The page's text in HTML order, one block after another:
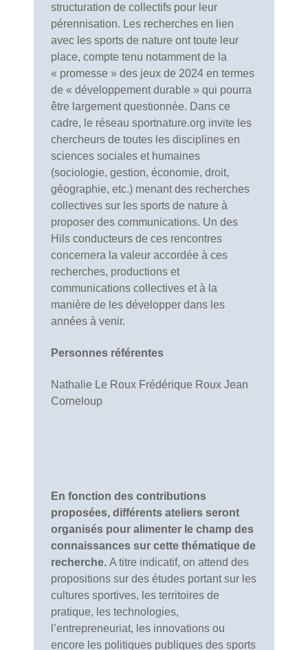
structuration de collectifs pour leur
pérennisation. Les recherches en lien
avec les sports de nature ont toute leur
place, compte tenu notamment de la
« promesse » des jeux de 2024 en termes
de « développement durable » qui pourra
être largement questionnée. Dans ce
cadre, le réseau sportnature.org invite les
chercheurs de toutes les disciplines en
sciences sociales et humaines
(sociologie, gestion, économie, droit,
géographie, etc.) menant des recherches
collectives sur les sports de nature à
proposer des communications. Un des
Hils conducteurs de ces rencontres
concernera la valeur accordée à ces
recherches, productions et
communications collectives et à la
manière de les développer dans les
années à venir.
Personnes référentes
Nathalie Le Roux Frédérique Roux Jean
Corneloup
En fonction des contributions
proposées, différents ateliers seront
organisés pour alimenter le champ des
connaissances sur cette thématique de
recherche. A titre indicatif, on attend des
propositions sur des études portant sur les
cultures sportives, les territoires de
pratique, les technologies,
l’entrepreneuriat, les innovations ou
encore les politiques publiques des sports